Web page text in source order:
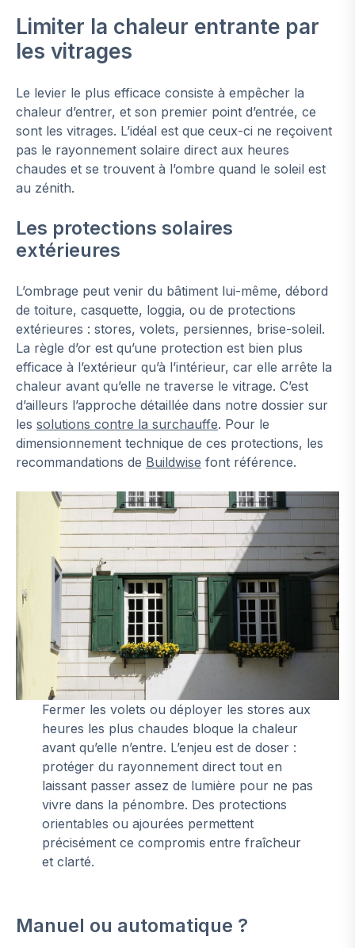
Limiter la chaleur entrante par
les vitrages
Le levier le plus efficace consiste à empêcher la
chaleur d’entrer, et son premier point d’entrée, ce
sont les vitrages. L’idéal est que ceux-ci ne reçoivent
pas le rayonnement solaire direct aux heures
chaudes et se trouvent à l’ombre quand le soleil est
au zénith.
Les protections solaires
extérieures
L’ombrage peut venir du bâtiment lui-même, débord
de toiture, casquette, loggia, ou de protections
extérieures : stores, volets, persiennes, brise-soleil.
La règle d’or est qu’une protection est bien plus
efficace à l’extérieur qu’à l’intérieur, car elle arrête la
chaleur avant qu’elle ne traverse le vitrage. C’est
d’ailleurs l’approche détaillée dans notre dossier sur
les solutions contre la surchauffe. Pour le
dimensionnement technique de ces protections, les
recommandations de Buildwise font référence.
Fermer les volets ou déployer les stores aux
heures les plus chaudes bloque la chaleur
avant qu’elle n’entre. L’enjeu est de doser :
protéger du rayonnement direct tout en
laissant passer assez de lumière pour ne pas
vivre dans la pénombre. Des protections
orientables ou ajourées permettent
précisément ce compromis entre fraîcheur
et clarté.
Manuel ou automatique ?